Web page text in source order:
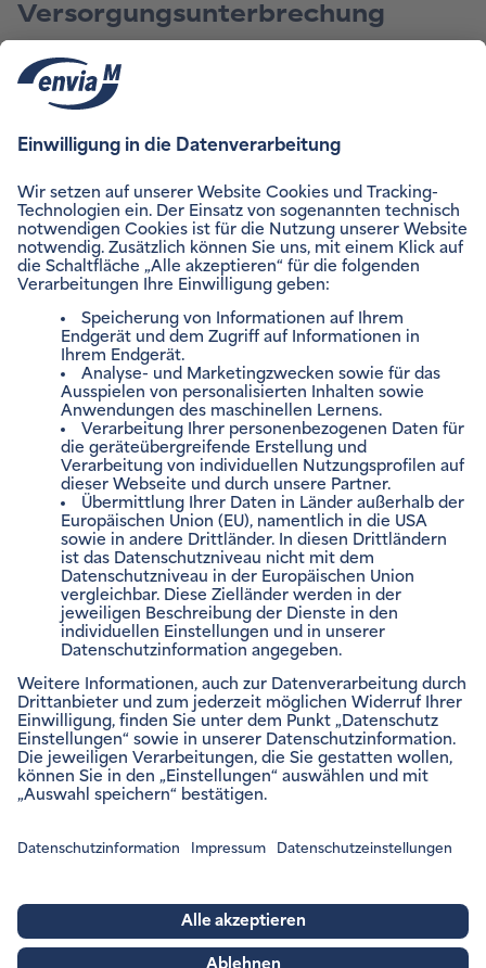
Versorgungsunterbrechung
Zur Abwendung einer Unterbrechung der Versorgung bei
Zahlungsschwierigkeiten finden Kunden hier ein
einer Abwendungsvereinbarung
Impressum
Rechtliche Hinweise
Datenschutzeinstellungen